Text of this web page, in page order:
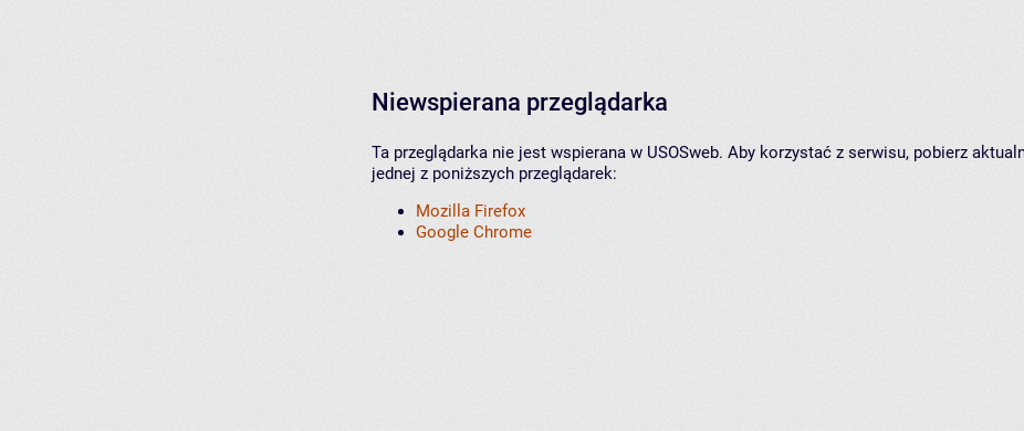
Niewspierana przeglądarka
Ta przeglądarka nie jest wspierana w USOSweb. Aby korzystać z serwisu, pobierz
jednej z poniższych przeglądarek:
Mozilla Firefox
Google Chrome